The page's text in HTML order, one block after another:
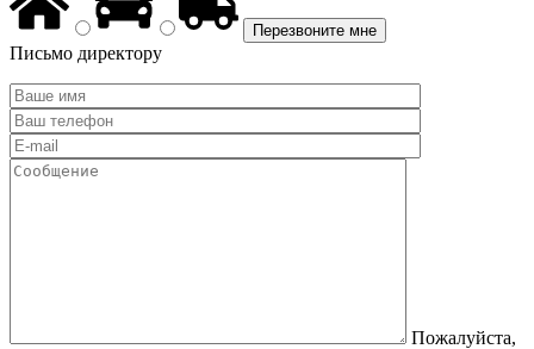
Письмо директору
Пожалуйста,